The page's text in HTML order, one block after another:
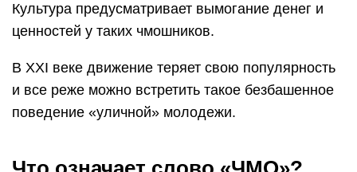
Культура предусматривает вымогание денег и
ценностей у таких чмошников.
В XXI веке движение теряет свою популярность
и все реже можно встретить такое безбашенное
поведение «уличной» молодежи.